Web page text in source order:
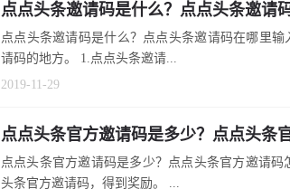
点点头条邀请码是什么？点点头条邀请
点点头条邀请码是什么？点点头条邀请码在哪里输
请码的地方。 1.点点头条邀请...
2019-11-29
点点头条官方邀请码是多少？点点头条
点点头条官方邀请码是多少？点点头条官方邀请码
头条官方邀请码，得到奖励。 ...